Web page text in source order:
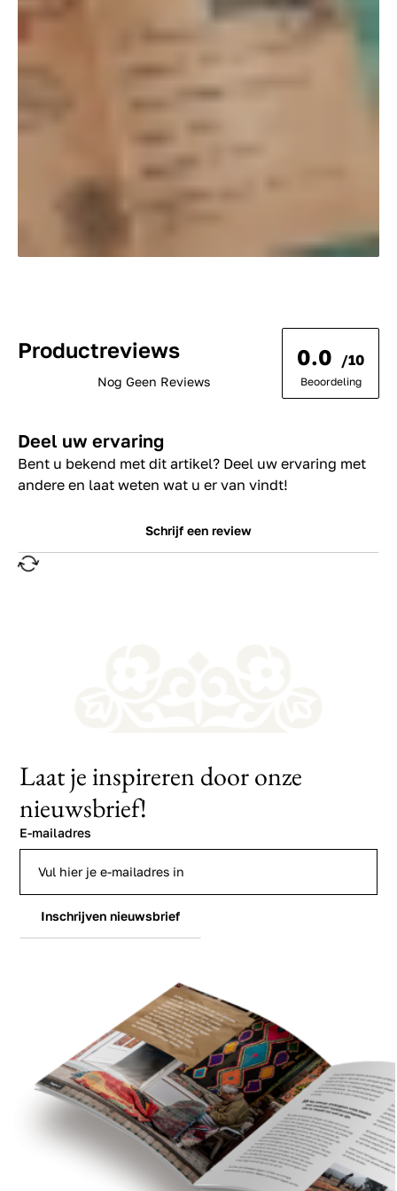
Productreviews
Nog Geen Reviews
0.0 /10
Beoordeling
Deel uw ervaring
Bent u bekend met dit artikel? Deel uw ervaring met
andere en laat weten wat u er van vindt!
Schrijf een review
Laat je inspireren door onze
nieuwsbrief!
E-mailadres
Inschrijven nieuwsbrief